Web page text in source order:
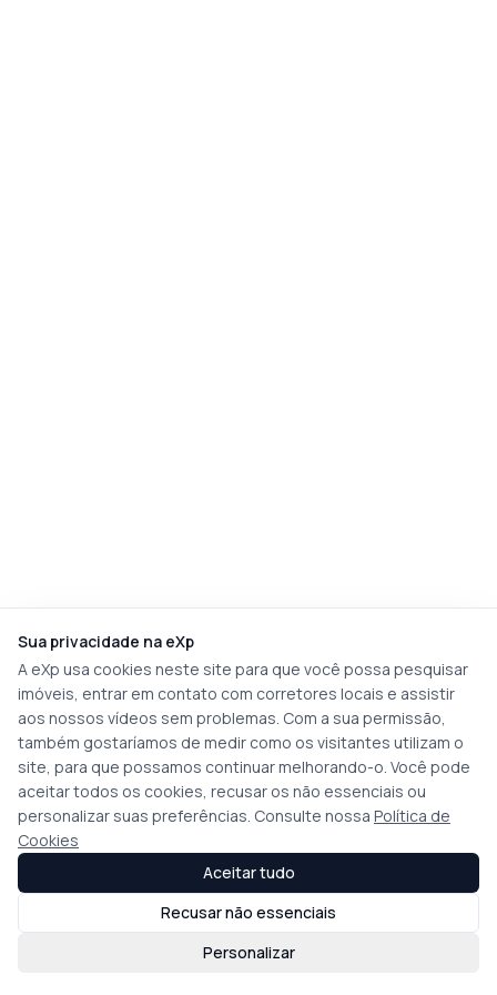
Sua privacidade na eXp
A eXp usa cookies neste site para que você possa pesquisar
imóveis, entrar em contato com corretores locais e assistir
aos nossos vídeos sem problemas. Com a sua permissão,
também gostaríamos de medir como os visitantes utilizam o
site, para que possamos continuar melhorando-o. Você pode
aceitar todos os cookies, recusar os não essenciais ou
personalizar suas preferências. Consulte nossa Política de
Cookies
Personalizar
Recusar não essenciais
Aceitar tudo